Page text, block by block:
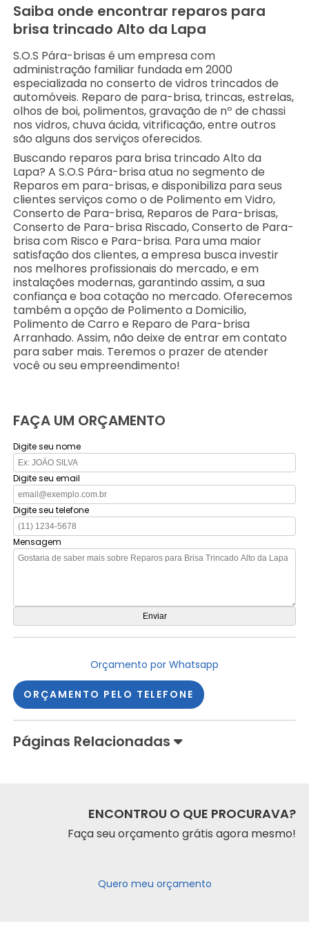
Saiba onde encontrar reparos para
brisa trincado Alto da Lapa
S.O.S Pára-brisas é um empresa com
administração familiar fundada em 2000
especializada no conserto de vidros trincados de
automóveis. Reparo de para-brisa, trincas, estrelas,
olhos de boi, polimentos, gravação de nº de chassi
nos vidros, chuva ácida, vitrificação, entre outros
são alguns dos serviços oferecidos.
Buscando reparos para brisa trincado Alto da
Lapa? A S.O.S Pára-brisa atua no segmento de
Reparos em para-brisas, e disponibiliza para seus
clientes serviços como o de Polimento em Vidro,
Conserto de Para-brisa, Reparos de Para-brisas,
Conserto de Para-brisa Riscado, Conserto de Para-
brisa com Risco e Para-brisa. Para uma maior
satisfação dos clientes, a empresa busca investir
nos melhores profissionais do mercado, e em
instalações modernas, garantindo assim, a sua
confiança e boa cotação no mercado. Oferecemos
também a opção de Polimento a Domicilio,
Polimento de Carro e Reparo de Para-brisa
Arranhado. Assim, não deixe de entrar em contato
para saber mais. Teremos o prazer de atender
você ou seu empreendimento!
FAÇA UM ORÇAMENTO
Digite seu nome
Digite seu email
Digite seu telefone
Mensagem
Orçamento por Whatsapp
ORÇAMENTO PELO TELEFONE
Páginas Relacionadas
ENCONTROU O QUE PROCURAVA?
Faça seu orçamento grátis agora mesmo!
Quero meu orçamento